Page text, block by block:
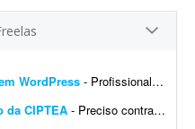
WordPress - Profissional para realizar manutenção, configuração de automações, melhoria visual e atualização de site de notícias em WordPress. At...
da CIPTEA - Preciso contratar um desenvolvedor ou equipe para criar um sistema web (SaaS multi-tenant) voltado para a emissão digital da CIPTEA (Carteira de Identificação da Pessoa com Tra...